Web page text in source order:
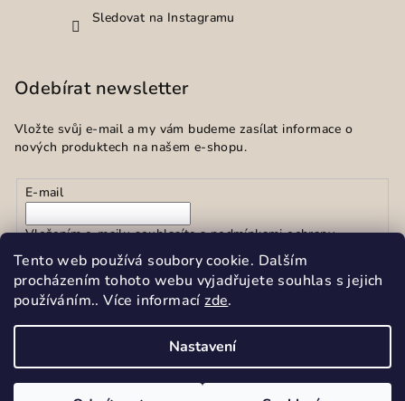
Tento web používá soubory cookie. Dalším
procházením tohoto webu vyjadřujete souhlas s jejich
používáním.. Více informacízde.
Nastavení
Sledovat na Instagramu
Odebírat newsletter
Vložte svůj e-mail a my vám budeme zasílat informace o
nových produktech na našem e-shopu.
E-mail
Vložením e-mailu souhlasíte spodmínkami ochrany
osobních údajů
Přihlásit se
Upravit nastavení cookies